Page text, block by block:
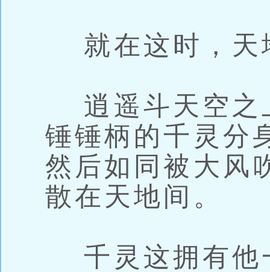
就在这时，天
逍遥斗天空之
锤锤柄的千灵分
然后如同被大风
散在天地间。
千灵这拥有他